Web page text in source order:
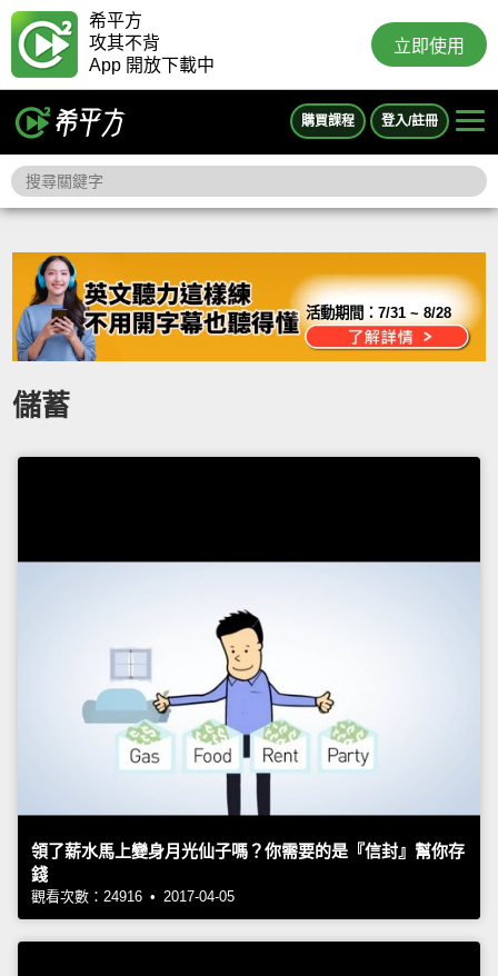
希平方
攻其不背
App 開放下載中
立即使用
購買課程 登入/註冊
活動期間：7/31 ~ 8/28
儲蓄
領了薪水馬上變身月光仙子嗎？你需要的是『信封』幫你存
錢
觀看次數：24916 • 2017-04-05